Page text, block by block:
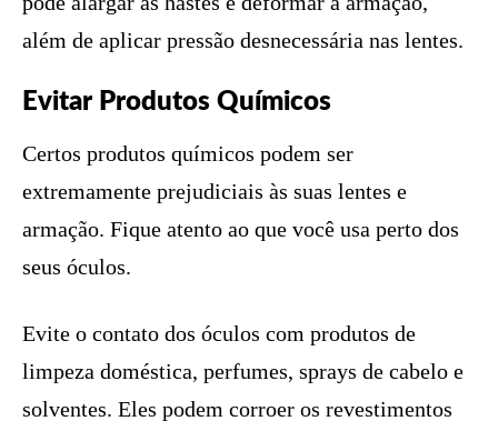
além de aplicar pressão desnecessária nas lentes.
Evitar Produtos Químicos
Certos produtos químicos podem ser
extremamente prejudiciais às suas lentes e
armação. Fique atento ao que você usa perto dos
seus óculos.
Evite o contato dos óculos com produtos de
limpeza doméstica, perfumes, sprays de cabelo e
solventes. Eles podem corroer os revestimentos